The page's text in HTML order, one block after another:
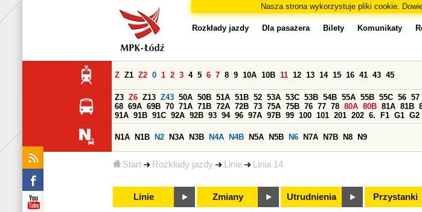
Nasza strona wykorzystuje pliki cookie.
Start Rozkłady jazdy Linie Linia 14
Rozkłady jazdy Dla pasażera Bilety Komunikaty
Z Z1 Z2 0 1 2 3 4 5 6 7 8 9 10A 10B 11 12 13 14 15 16 41 43 45
Z3 Z6 Z13 Z43 50A 50B 51A 51B 52 53A 53C 53B 54B 55A 55B 55C 56 57
68 69A 69B 70 71A 71B 72A 72B 73 75A 75B 76 77 78 80A 80B 81A 81B
91A 91B 91C 92A 92B 93 94 96 97A 97B 99 100 101 201 202 6. F1 G1 G2
N1A N1B N2 N3A N3B N4A N4B N5A N5B N6 N7A N7B N8 N9
Linie Zmiany Utrudnienia Przystanki